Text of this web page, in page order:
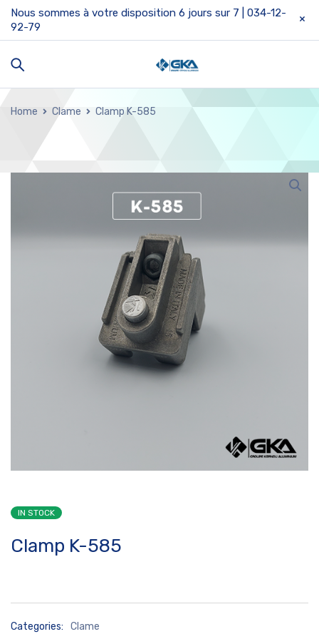
Nous sommes à votre disposition 6 jours sur 7 | 034-12-
92-79
Home Clame Clamp K-585
IN STOCK
Clamp K-585
Categories: Clame